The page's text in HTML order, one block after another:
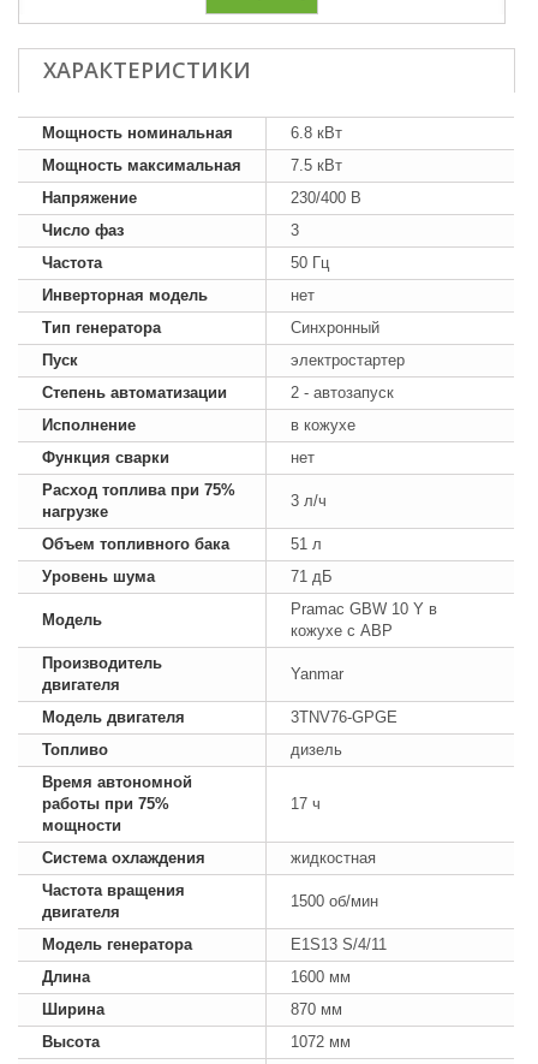
ХАРАКТЕРИСТИКИ
Мощность номинальная
6.8 кВт
Мощность максимальная
7.5 кВт
Напряжение
230/400 В
Число фаз
3
Частота
50 Гц
Инверторная модель
нет
Тип генератора
Синхронный
Пуск
электростартер
Степень автоматизации
2 - автозапуск
Исполнение
в кожухе
Функция сварки
нет
Расход топлива при 75%
нагрузке
3 л/ч
Объем топливного бака
51 л
Уровень шума
71 дБ
Модель
Pramac GBW 10 Y в
кожухе с АВР
Производитель
двигателя
Yanmar
Модель двигателя
3TNV76-GPGE
Топливо
дизель
Время автономной
работы при 75%
мощности
17 ч
Система охлаждения
жидкостная
Частота вращения
двигателя
1500 об/мин
Модель генератора
E1S13 S/4/11
Длина
1600 мм
Ширина
870 мм
Высота
1072 мм